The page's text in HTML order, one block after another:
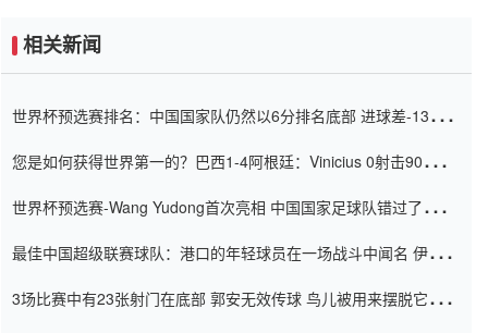
相关新闻
世界杯预选赛排名：中国国家队仍然以6分排名底部 进球差-13令人
您是如何获得世界第一的？巴西1-4阿根廷：Vinicius 0射击90分钟
世界杯预选赛-Wang Yudong首次亮相 中国国家足球队错过了世界
最佳中国超级联赛球队：港口的年轻球员在一场战斗中闻名 伊万放
3场比赛中有23张射门在底部 郭安无效传球 鸟儿被用来摆脱它